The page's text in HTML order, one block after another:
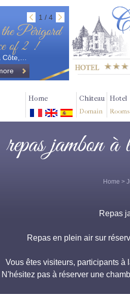
1 / 4
Périgord
of 2 !
Côte,…
Home Château
Domain
Hotel
Rooms
repas jambon à
Home >
Repas
Repas en plein air sur
Vous êtes visiteurs, participants à
N'hésitez pas à réserver une